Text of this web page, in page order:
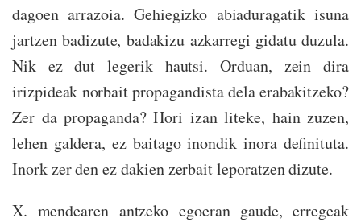
dagoen arrazoia. Gehiegizko abiaduragatik isuna
jartzen badizute, badakizu azkarregi gidatu duzula.
Nik ez dut legerik hautsi. Orduan, zein dira
irizpideak norbait propagandista dela erabakitzeko?
Zer da propaganda? Hori izan liteke, hain zuzen,
lehen galdera, ez baitago inondik inora definituta.
Inork zer den ez dakien zerbait leporatzen dizute.
X. mendearen antzeko egoeran gaude, erregeak